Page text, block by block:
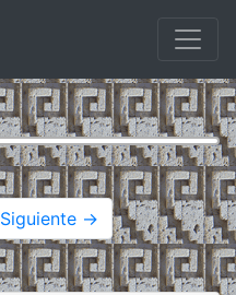
Siguiente →